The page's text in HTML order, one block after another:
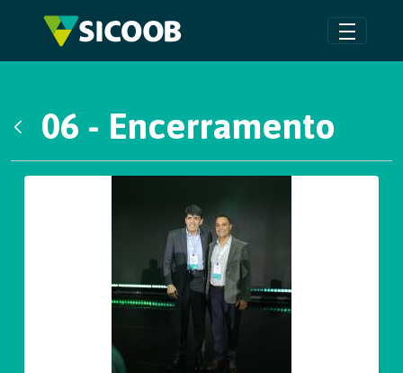
Pular para o Conteúdo principal
06 - Encerramento